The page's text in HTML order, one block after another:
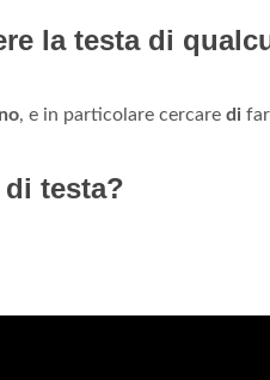
la testa di
, e in particolare cercare di
testa?